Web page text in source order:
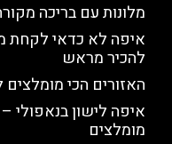
מלונות עם בריכה
איפה לא כדאי לקחת
להכיר מראש
האזורים הכי
איפה לישון בנאפולי
מומלצים